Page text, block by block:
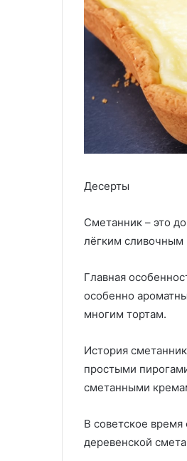
Десерты
Сметанник – это
лёгким сливочным
Главная
особенно
многим тортам.
История
простыми
сметанными
В советское время
деревенской